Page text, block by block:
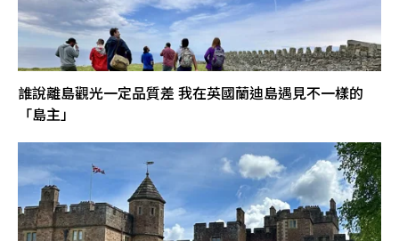
誰說離島觀光一定品質差 我在英國蘭迪島遇見不一樣的
「島主」